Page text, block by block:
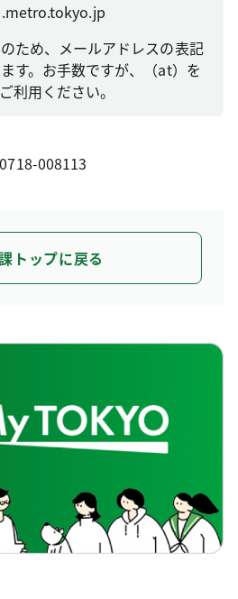
ため、メールアドレスの表記
す。お手数ですが、（at）を
利用ください。
008113
トップに戻る